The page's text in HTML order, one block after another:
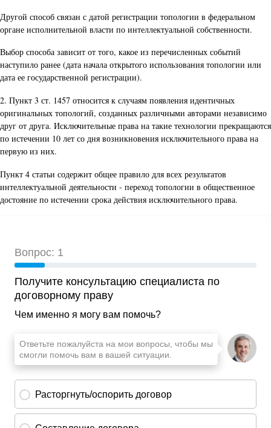
Другой способ связан с датой регистрации топологии в федеральном
органе исполнительной власти по интеллектуальной собственности.
Выбор способа зависит от того, какое из перечисленных событий
наступило ранее (дата начала открытого использования топологии или
дата ее государственной регистрации).
2. Пункт 3 ст. 1457 относится к случаям появления идентичных
оригинальных топологий, созданных различными авторами независимо
друг от друга. Исключительные права на такие технологии прекращаются
по истечении 10 лет со дня возникновения исключительного права на
первую из них.
Пункт 4 статьи содержит общее правило для всех результатов
интеллектуальной деятельности - переход топологии в общественное
достояние по истечении срока действия исключительного права.